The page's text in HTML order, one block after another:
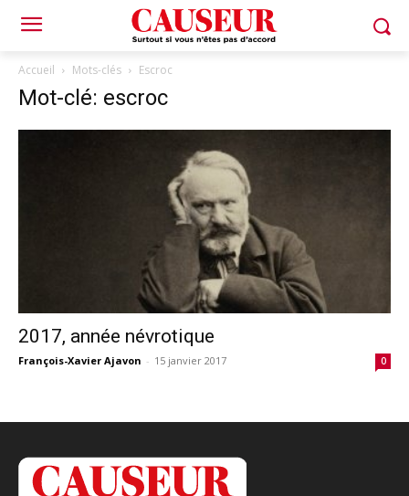
Accueil Mots-clés Escroc
Mot-clé: escroc
2017, année névrotique
François-Xavier Ajavon - 15 janvier 2017 0